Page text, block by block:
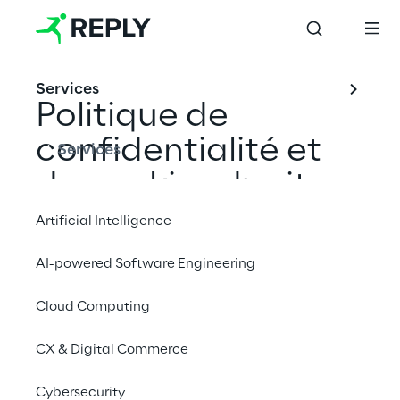
Services
Services
Artificial Intelligence
AI-powered Software Engineering
Cloud Computing
CX & Digital Commerce
Cybersecurity
Politique de
confidentialité et
de cookies du site
web/plateforme
Reply